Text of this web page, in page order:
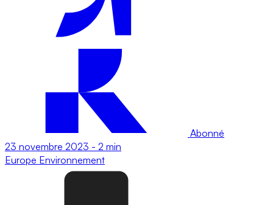
Abonné
23 novembre 2023 - 2 min
Europe Environnement